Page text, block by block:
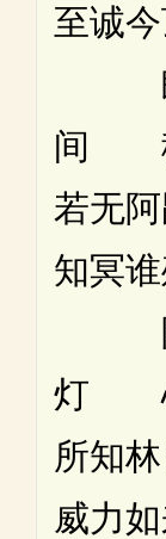
至诚
朗
间
若无
知冥
阿
灯
所知
威力